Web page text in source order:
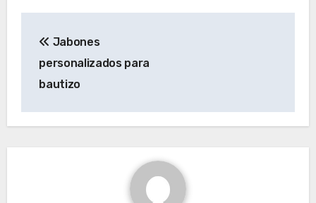
de
entradas
Jabones
personalizados para
bautizo